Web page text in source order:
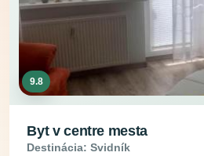
9.8
Byt v centre mesta
Destinácia: Svidník